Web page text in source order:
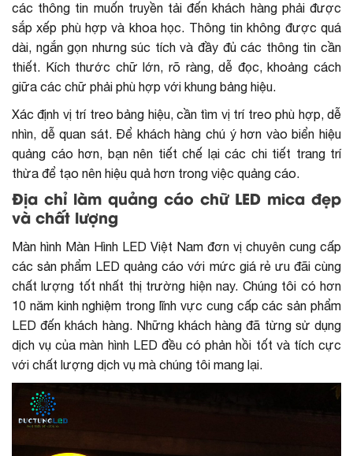
các thông tin muốn truyền tải đến khách hàng phải được
sắp xếp phù hợp và khoa học. Thông tin không được quá
dài, ngắn gọn nhưng súc tích và đầy đủ các thông tin cần
thiết. Kích thước chữ lớn, rõ ràng, dễ đọc, khoảng cách
giữa các chữ phải phù hợp với khung bảng hiệu.
Xác định vị trí treo bảng hiệu, cần tìm vị trí treo phù hợp, dễ
nhìn, dễ quan sát. Để khách hàng chú ý hơn vào biển hiệu
quảng cáo hơn, bạn nên tiết chế lại các chi tiết trang trí
thừa để tạo nên hiệu quả hơn trong việc quảng cáo.
Địa chỉ làm quảng cáo chữ LED mica đẹp
và chất lượng
Màn hình Màn Hình LED Việt Nam đơn vị chuyên cung cấp
các sản phẩm LED quảng cáo với mức giá rẻ ưu đãi cùng
chất lượng tốt nhất thị trường hiện nay. Chúng tôi có hơn
10 năm kinh nghiệm trong lĩnh vực cung cấp các sản phẩm
LED đến khách hàng. Những khách hàng đã từng sử dụng
dịch vụ của màn hình LED đều có phản hồi tốt và tích cực
với chất lượng dịch vụ mà chúng tôi mang lại.